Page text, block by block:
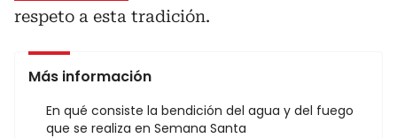
respeto a esta tradición.
Más información
En qué consiste la bendición del agua y del fuego
que se realiza en Semana Santa